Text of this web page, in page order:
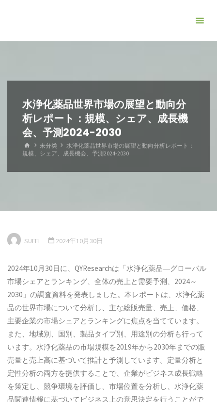
水浄化薬品世界市場の展望と動向分
析レポート：規模、シェア、成長機
会、予測2024-2030
ホ
ー
未分类
水浄化薬品世界市場の展望と動向分析レポート：
規模、シェア、成長機会、予測2024-2030
SUFEI 2024年10月30日
2024年10月30日に、QYResearchは「水浄化薬品―グローバル
市場シェアとランキング、全体の売上と需要予測、2024～
2030」の調査資料を発表しました。本レポートは、水浄化薬
品の世界市場について分析し、主な総販売量、売上、価格、
主要企業の市場シェアとランキングに焦点を当てています。
また、地域別、国別、製品タイプ別、用途別の分析も行って
います。水浄化薬品の市場規模を2019年から2030年までの販
売量と売上高に基づいて推計と予測しています。定量分析と
定性分析の両方を提供することで、企業がビジネス成長戦略
を策定し、競争環境を評価し、市場位置を分析し、水浄化薬
品関連情報に基づいてビジネス上の意思決定を行うことがで